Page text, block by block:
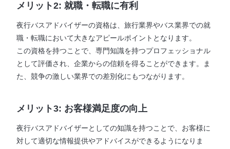
メリット2: 就職・転職に有利
夜行バスアドバイザーの資格は、旅行業界やバス業界での就
職・転職において大きなアピールポイントとなります。
この資格を持つことで、専門知識を持つプロフェッショナル
として評価され、企業からの信頼を得ることができます。ま
た、競争の激しい業界での差別化にもつながります。
メリット3: お客様満足度の向上
夜行バスアドバイザーとしての知識を持つことで、お客様に
対して適切な情報提供やアドバイスができるようになりま